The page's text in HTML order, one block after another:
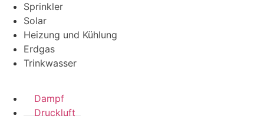
Sprinkler
Solar
Heizung und Kühlung
Erdgas
Trinkwasser
Dampf
Druckluft